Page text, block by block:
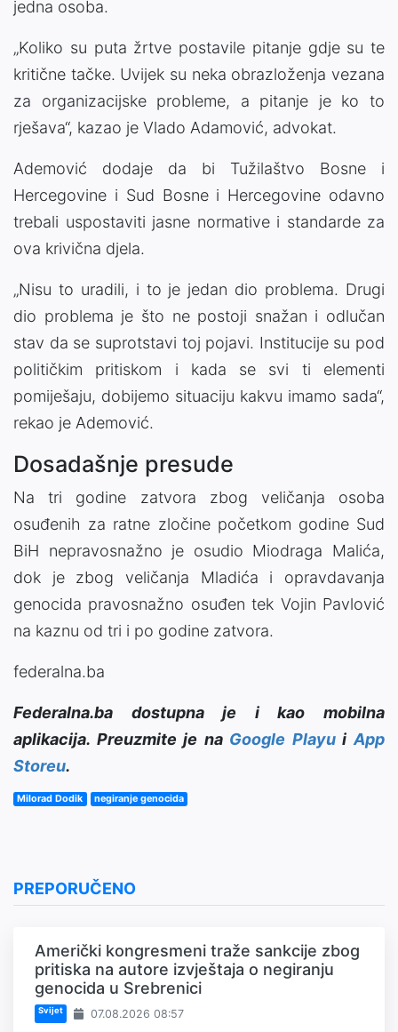
jedna osoba.
„Koliko su puta žrtve postavile pitanje gdje su te
kritične tačke. Uvijek su neka obrazloženja vezana
za organizacijske probleme, a pitanje je ko to
rješava“, kazao je Vlado Adamović, advokat.
Ademović dodaje da bi Tužilaštvo Bosne i
Hercegovine i Sud Bosne i Hercegovine odavno
trebali uspostaviti jasne normative i standarde za
ova krivična djela.
„Nisu to uradili, i to je jedan dio problema. Drugi
dio problema je što ne postoji snažan i odlučan
stav da se suprotstavi toj pojavi. Institucije su pod
političkim pritiskom i kada se svi ti elementi
pomiješaju, dobijemo situaciju kakvu imamo sada“,
rekao je Ademović.
Dosadašnje presude
Na tri godine zatvora zbog veličanja osoba
osuđenih za ratne zločine početkom godine Sud
BiH nepravosnažno je osudio Miodraga Malića,
dok je zbog veličanja Mladića i opravdavanja
genocida pravosnažno osuđen tek Vojin Pavlović
na kaznu od tri i po godine zatvora.
federalna.ba
Federalna.ba dostupna je i kao mobilna
aplikacija. Preuzmite je na Google PlayuiApp
Storeu.
Milorad Dodik negiranje genocida
PREPORUČENO
Američki kongresmeni traže sankcije zbog
pritiska na autore izvještaja o negiranju
genocida u Srebrenici
Svijet 07.08.2026 08:57